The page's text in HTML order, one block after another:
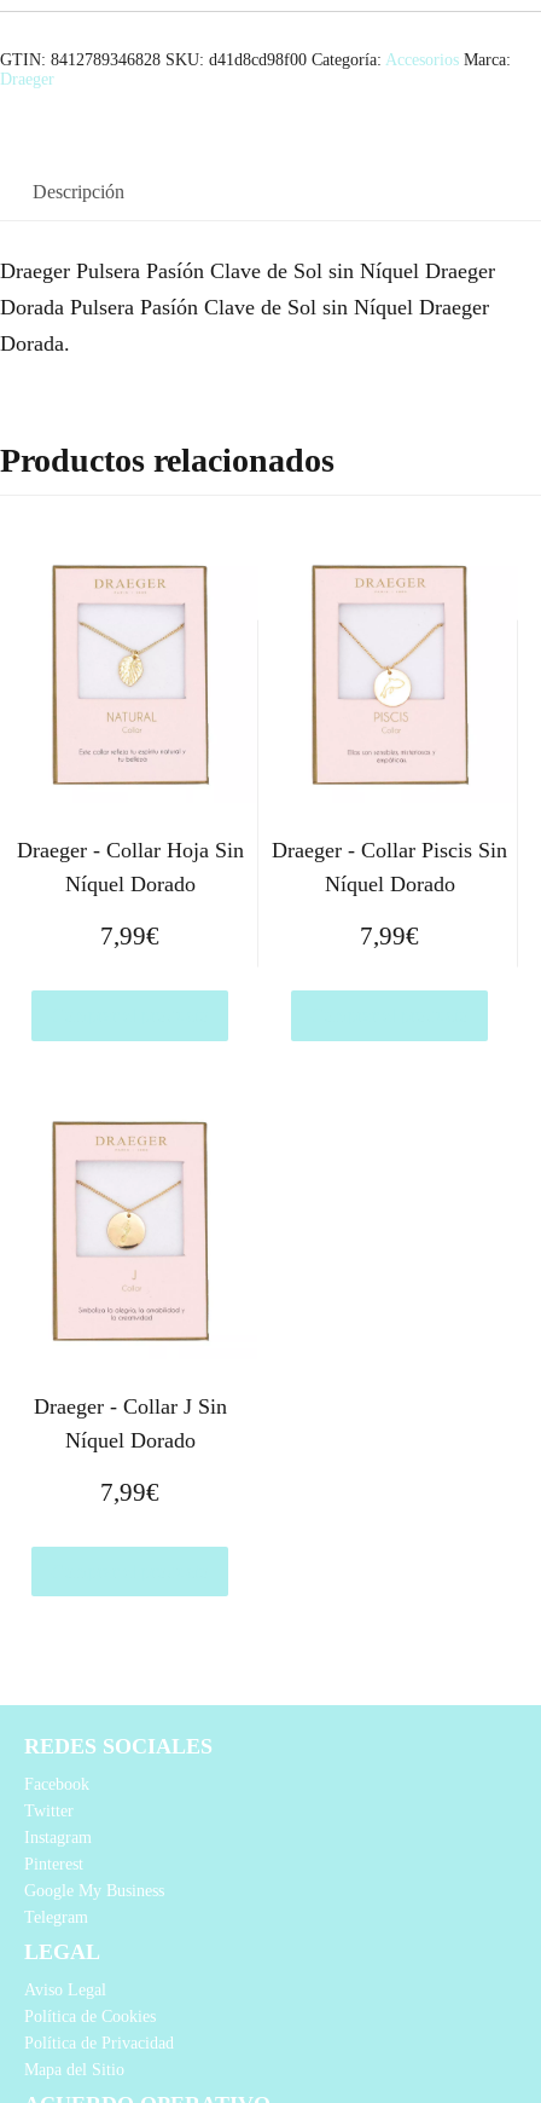
GTIN: 8412789346828 SKU: d41d8cd98f00 Categoría: Accesorios Marca:
Draeger
Descripción
Draeger Pulsera Pasíón Clave de Sol sin Níquel Draeger
Dorada Pulsera Pasíón Clave de Sol sin Níquel Draeger
Dorada.
Productos relacionados
Draeger - Collar Hoja Sin
Níquel Dorado
7,99€
Draeger - Collar Piscis Sin
Níquel Dorado
7,99€
Draeger - Collar J Sin
Níquel Dorado
7,99€
REDES SOCIALES
Facebook
Twitter
Instagram
Pinterest
Google My Business
Telegram
LEGAL
Aviso Legal
Política de Cookies
Política de Privacidad
Mapa del Sitio